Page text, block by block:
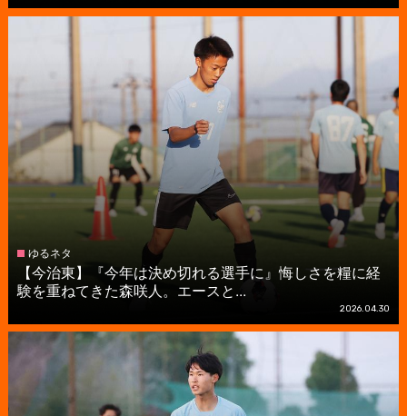
ゆるネタ
【今治東】『今年は決め切れる選手に』悔しさを糧に経
験を重ねてきた森咲人。エースと...
2026.04.30